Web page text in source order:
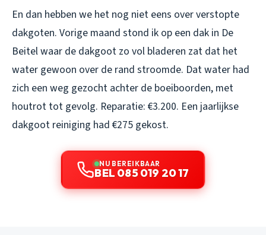
En dan hebben we het nog niet eens over verstopte
dakgoten. Vorige maand stond ik op een dak in De
Beitel waar de dakgoot zo vol bladeren zat dat het
water gewoon over de rand stroomde. Dat water had
zich een weg gezocht achter de boeiboorden, met
houtrot tot gevolg. Reparatie: €3.200. Een jaarlijkse
dakgoot reiniging had €275 gekost.
NU BEREIKBAAR
BEL 085 019 20 17